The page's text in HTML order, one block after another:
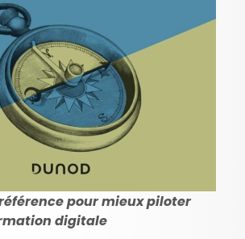
pour mieux piloter
digitale